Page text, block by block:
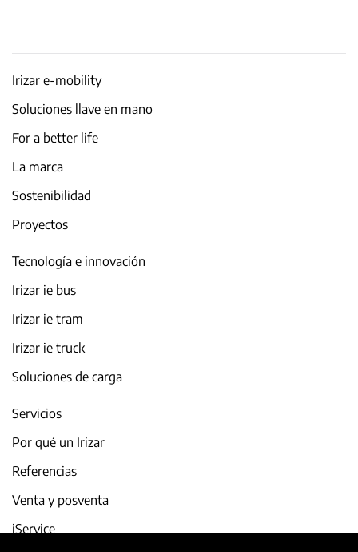
Irizar e-mobility
Soluciones llave en mano
For a better life
La marca
Sostenibilidad
Proyectos
Tecnología e innovación
Irizar ie bus
Irizar ie tram
Irizar ie truck
Soluciones de carga
Servicios
Por qué un Irizar
Referencias
Venta y posventa
iService